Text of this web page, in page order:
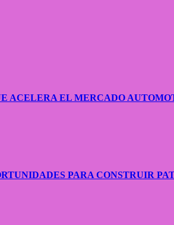
ACELERA EL MERCADO
PARA CONSTRUIR